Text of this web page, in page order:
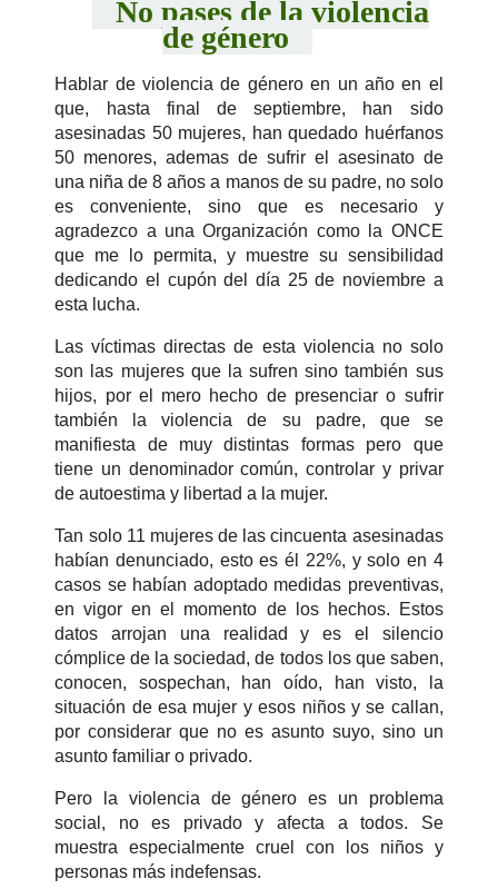
No pases de la violencia
de género
Hablar de violencia de género en un año en el
que, hasta final de septiembre, han sido
asesinadas 50 mujeres, han quedado huérfanos
50 menores, ademas de sufrir el asesinato de
una niña de 8 años a manos de su padre, no solo
es conveniente, sino que es necesario y
agradezco a una Organización como la ONCE
que me lo permita, y muestre su sensibilidad
dedicando el cupón del día 25 de noviembre a
esta lucha.
Las víctimas directas de esta violencia no solo
son las mujeres que la sufren sino también sus
hijos, por el mero hecho de presenciar o sufrir
también la violencia de su padre, que se
manifiesta de muy distintas formas pero que
tiene un denominador común, controlar y privar
de autoestima y libertad a la mujer.
Tan solo 11 mujeres de las cincuenta asesinadas
habían denunciado, esto es él 22%, y solo en 4
casos se habían adoptado medidas preventivas,
en vigor en el momento de los hechos. Estos
datos arrojan una realidad y es el silencio
cómplice de la sociedad, de todos los que saben,
conocen, sospechan, han oído, han visto, la
situación de esa mujer y esos niños y se callan,
por considerar que no es asunto suyo, sino un
asunto familiar o privado.
Pero la violencia de género es un problema
social, no es privado y afecta a todos. Se
muestra especialmente cruel con los niños y
personas más indefensas.